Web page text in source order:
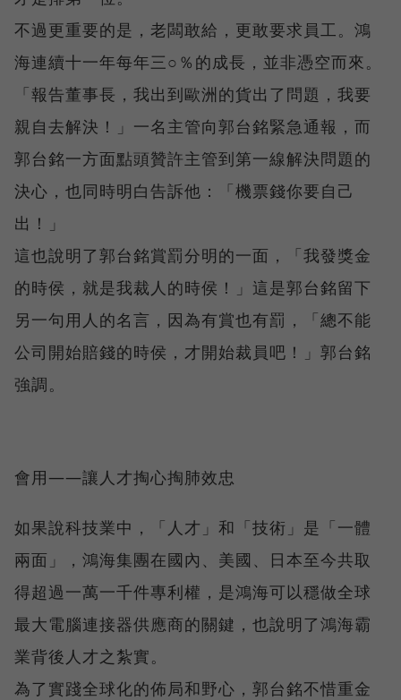
不過更重要的是，老闆敢給，更敢要求員工。鴻
海連續十一年每年三○％的成長，並非憑空而來。
「報告董事長，我出到歐洲的貨出了問題，我要
親自去解決！」一名主管向郭台銘緊急通報，而
郭台銘一方面點頭贊許主管到第一線解決問題的
決心，也同時明白告訴他：「機票錢你要自己
出！」
這也說明了郭台銘賞罰分明的一面，「我發獎金
的時侯，就是我裁人的時侯！」這是郭台銘留下
另一句用人的名言，因為有賞也有罰，「總不能
公司開始賠錢的時侯，才開始裁員吧！」郭台銘
強調。
會用——讓人才掏心掏肺效忠
如果說科技業中，「人才」和「技術」是「一體
兩面」，鴻海集團在國內、美國、日本至今共取
得超過一萬一千件專利權，是鴻海可以穩做全球
最大電腦連接器供應商的關鍵，也說明了鴻海霸
業背後人才之紮實。
為了實踐全球化的佈局和野心，郭台銘不惜重金